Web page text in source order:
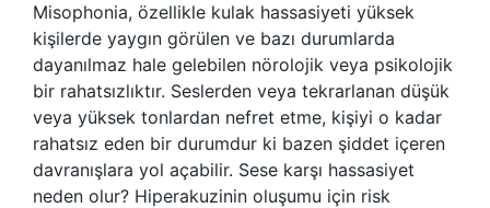
Misophonia, özellikle kulak hassasiyeti yüksek
kişilerde yaygın görülen ve bazı durumlarda
dayanılmaz hale gelebilen nörolojik veya psikolojik
bir rahatsızlıktır. Seslerden veya tekrarlanan düşük
veya yüksek tonlardan nefret etme, kişiyi o kadar
rahatsız eden bir durumdur ki bazen şiddet içeren
davranışlara yol açabilir. Sese karşı hassasiyet
neden olur? Hiperakuzinin oluşumu için risk